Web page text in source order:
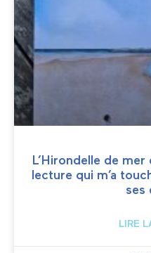
L’Hirondelle de mer
lecture qui m’a
ses
LIRE